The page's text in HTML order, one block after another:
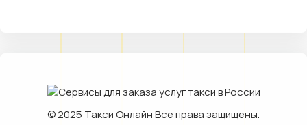
© 2025 Такси ОнлайнВсе права защищены.